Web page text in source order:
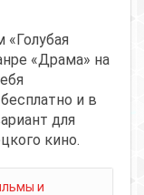
«Драма» на
и в
для
кино.
и